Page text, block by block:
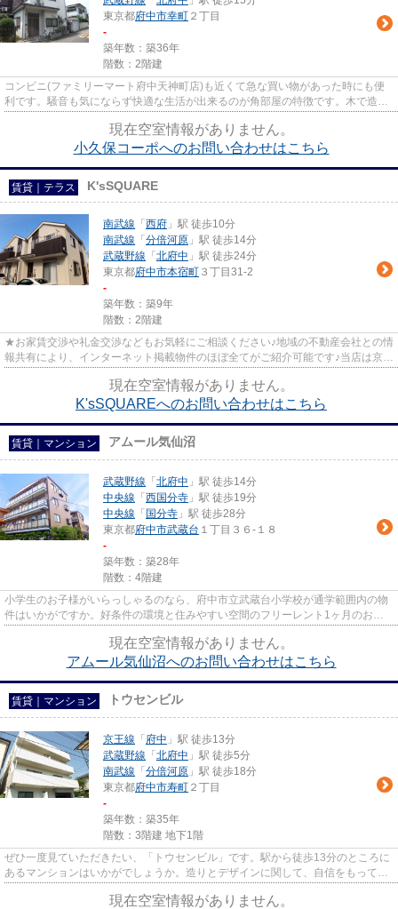
東京都府中市幸町 ２丁目
-
築年数：築36年
階数：2階建
コンビニ(ファミリーマート府中天神町店)も近くて急な買い物があった時にも便
利です。騒音も気にならず快適な生活が出来るのが角部屋の特徴です。木で造ら
現在空室情報がありません。
小久保コーポへのお問い合わせはこちら
賃貸｜テラス K'sSQUARE
南武線 「 西府 」駅 徒歩10分
南武線 「 分倍河原 」駅 徒歩14分
武蔵野線 「 北府中 」駅 徒歩24分
東京都府中市本宿町 ３丁目31-2
-
築年数：築9年
階数：2階建
★お家賃交渉や礼金交渉などもお気軽にご相談ください♪地域の不動産会社との情
報共有により、インターネット掲載物件のほぼ全てがご紹介可能です♪当店は京王
現在空室情報がありません。
K'sSQUAREへのお問い合わせはこちら
賃貸｜マンション アムール気仙沼
武蔵野線 「 北府中 」駅 徒歩14分
中央線 「 西国分寺 」駅 徒歩19分
中央線 「 国分寺 」駅 徒歩28分
東京都府中市武蔵台 １丁目３６-１８
-
築年数：築28年
階数：4階建
小学生のお子様がいらっしゃるのなら、府中市立武蔵台小学校が通学範囲内の物
件はいかがですか。好条件の環境と住みやすい空間のフリーレント1ヶ月のお部
現在空室情報がありません。
アムール気仙沼へのお問い合わせはこちら
賃貸｜マンション トウセンビル
京王線 「 府中 」駅 徒歩13分
武蔵野線 「 北府中 」駅 徒歩5分
南武線 「 分倍河原 」駅 徒歩18分
東京都府中市寿町 ２丁目
-
築年数：築35年
階数：3階建 地下1階
ぜひ一度見ていただきたい、「トウセンビル」です。駅から徒歩13分のところに
あるマンションはいかがでしょうか。造りとデザインに関して、自信をもって情
現在空室情報がありません。